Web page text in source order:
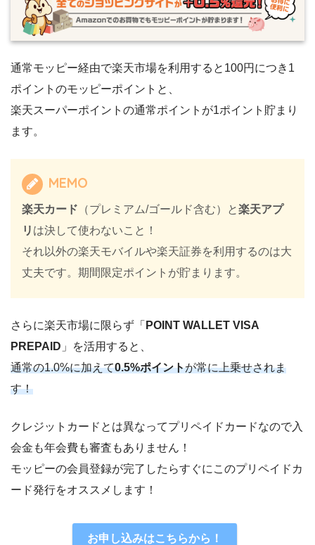
通常モッピー経由で楽天市場を利用すると100円につき1
ポイントのモッピーポイントと、
楽天スーパーポイントの通常ポイントが1ポイント貯まり
ます。
MEMO
楽天カード （プレミアム/ゴールド含む）と楽天アプ
リ は決して使わないこと！
それ以外の楽天モバイルや楽天証券を利用するのは大
丈夫です。期間限定ポイントが貯まります。
さらに楽天市場に限らず「 POINT WALLET VISA
PREPAID 」を活用すると、
通常の1.0%に加えて0.5%ポイントが常に上乗せされま
す！
クレジットカードとは異なってプリペイドカードなので入
会金も年会費も審査もありません！
モッピーの会員登録が完了したらすぐにこのプリペイドカ
ード発行をオススメします！
お申し込みはこちらから！